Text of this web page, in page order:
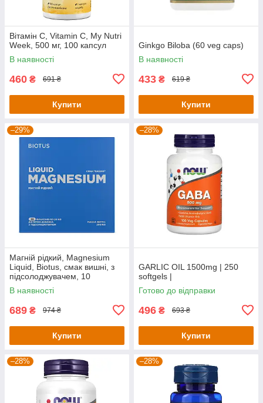
Вітамін С, Vitamin C, My Nutri
Week, 500 мг, 100 капсул
В наявності
460 ₴ 691 ₴
Купити
Ginkgo Biloba (60 veg caps)
В наявності
433 ₴ 619 ₴
Купити
–29%
Магній рідкий, Magnesium
Liquid, Biotus, смак вишні, з
підсолоджувачем, 10
флаконів по 20 мл кожен
В наявності
689 ₴ 974 ₴
Купити
–28%
GARLIC OIL 1500mg | 250
softgels |
Готово до відправки
496 ₴ 693 ₴
Купити
–28% –28%